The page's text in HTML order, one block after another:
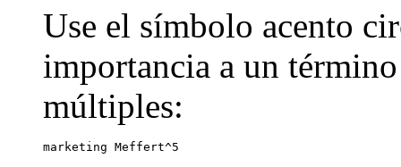
Use el símbolo acento
importancia a un
múltiples:
marketing Meffert^5